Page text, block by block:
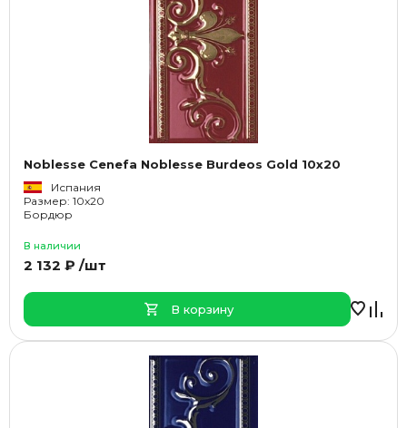
Noblesse Cenefa Noblesse Burdeos Gold 10x20
Испания
Размер: 10x20
Бордюр
В наличии
2 132 ₽ /шт
В корзину